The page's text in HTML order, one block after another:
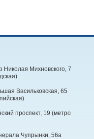
Николая Михновского, 7
Васильковская, 65
проспект, 19 (метро
Чупрынки, 56а